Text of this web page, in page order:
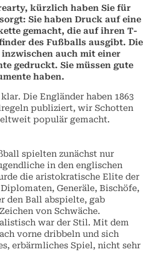
kürzlich haben Sie für
Sie haben Druck auf eine
gemacht, die auf ihren T-
des Fußballs ausgibt. Die
inzwischen auch mit einer
gedruckt. Sie müssen gute
haben.
Die Engländer haben 1863
publiziert, wir Schotten
populär gemacht.
spielten zunächst nur
in den englischen
die aristokratische Elite der
Generäle, Bischöfe,
den Ball abspielte, gab
von Schwäche.
war der Stil. Mit dem
vorne dribbeln und sich
erbärmliches Spiel, nicht sehr